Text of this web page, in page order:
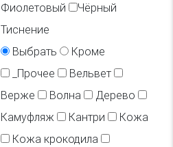
Фиолетовый
Чёрный
Тиснение
Выбрать
Кроме
_Прочее
Вельвет
Верже
Волна
Дерево
Камуфляж
Кантри
Кожа
Кожа крокодила